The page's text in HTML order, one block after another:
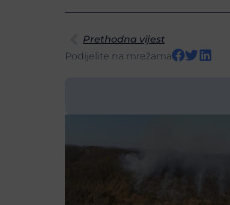
Prethodna vijest
Podijelite na mrežama